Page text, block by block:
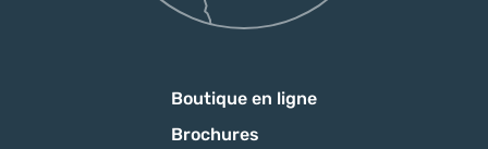
Boutique en ligne
Brochures